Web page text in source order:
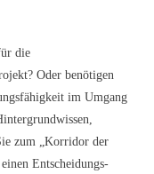
die
Oder benötigen
im Umgang
zum „Korridor der
Entscheidungs-